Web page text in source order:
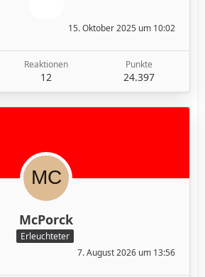
15. Oktober 2025 um 10:02
Reaktionen
12
Punkte
24.397
McPorck
Erleuchteter
7. August 2026 um 13:56